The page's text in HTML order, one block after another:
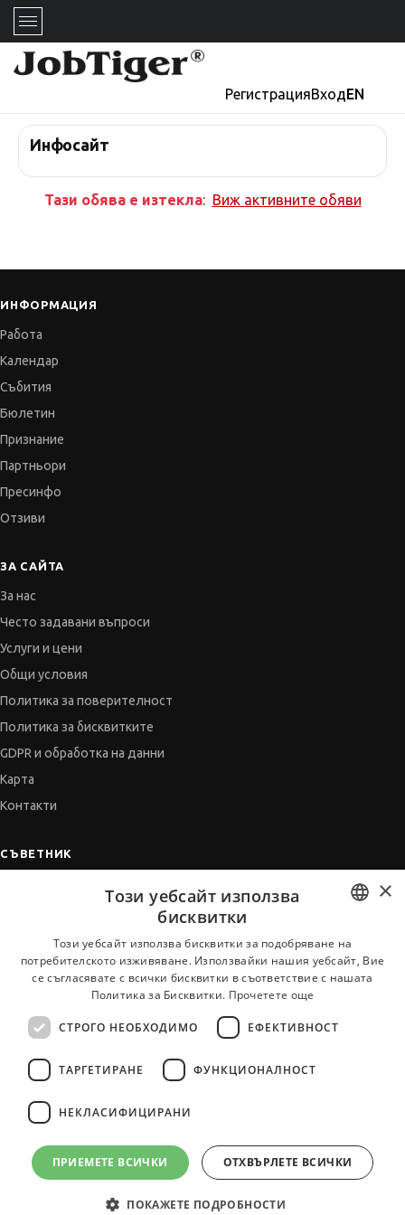
РегистрацияВходEN
Инфосайт
Тази обява е изтекла: Виж активните обяви
ИНФОРМАЦИЯ
Работа
Календар
Събития
Бюлетин
Признание
Партньори
Пресинфо
Отзиви
ЗА САЙТА
За нас
Често задавани въпроси
Услуги и цени
Общи условия
Политика за поверителност
Политика за бисквитките
GDPR и обработка на данни
Карта
Контакти
СЪВЕТНИК
Когато получим оферта
Vihra AI
За новодошли
Всички услуги на JobTiger
© 2000-2026 JobTiger. Всички права запазени.
BULGARIAN
ENGLISH
×
Този уебсайт използва
бисквитки
Този уебсайт използва бисквитки за подобряване на
потребителското изживяване. Използвайки нашия уебсайт, Вие
се съгласявате с всички бисквитки в съответствие с нашата
Политика за Бисквитки. Прочетете още
СТРОГО НЕОБХОДИМО ЕФЕКТИВНОСТ
ТАРГЕТИРАНЕ ФУНКЦИОНАЛНОСТ
НЕКЛАСИФИЦИРАНИ
ПРИЕМЕТЕ ВСИЧКИ ОТХВЪРЛЕТЕ ВСИЧКИ
ПОКАЖЕТЕ ПОДРОБНОСТИ